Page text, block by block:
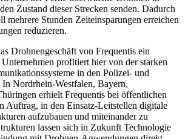
Zustand dieser Strecken senden. Dadurch
mehrere Stunden Zeiteinsparungen erreichen
reduzieren.
Drohnengeschäft von Frequentis ein
profitiert hier von der starken
in den Polizei- und
In Nordrhein-Westfalen, Bayern,
erhielt Frequentis bei öffentlichen
Auftrag, in den Einsatz-Leitstellen digitale
aufzubauen und miteinander zu
lassen sich in Zukunft Technologie